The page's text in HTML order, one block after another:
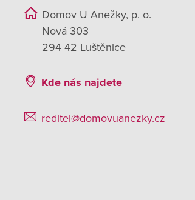
Domov U Anežky, p. o.
Nová 303
294 42 Luštěnice
Kde nás najdete
reditel@domovuanezky.cz